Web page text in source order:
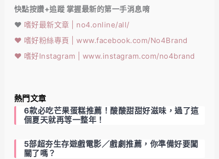
快點按讚+追蹤 掌握最新的第一手消息唷
❤️ 嗜好最新文章 | no4.online/all/
❤️ 嗜好粉絲專頁 | www.facebook.com/No4Brand
❤️ 嗜好Instagram | www.instagram.com/no4brand
熱門文章
6款必吃芒果蛋糕推薦！酸酸甜甜好滋味，過了這
個夏天就再等一整年！
5部超夯生存遊戲電影／戲劇推薦，你準備好要闖
關了嗎？